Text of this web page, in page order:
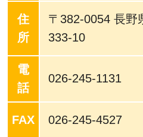
住
所
〒382-0054 長野
333-10
電
話
026-245-1131
FAX 026-245-4527